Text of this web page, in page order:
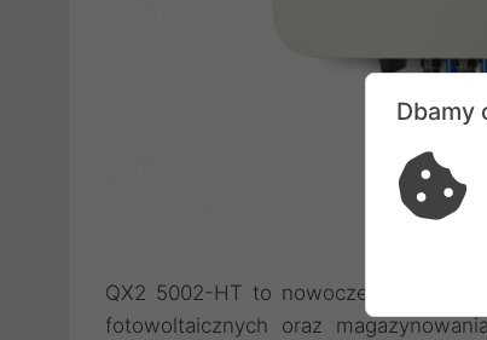
QX2 5002-HT to nowoczesny
fotowoltaicznych oraz
Dbamy